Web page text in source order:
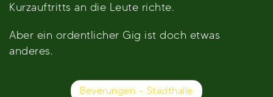
Kurzauftritts an die Leute richte.
Aber ein ordentlicher Gig ist doch etwas
anderes.
Beitragsnavigation
Beverungen – Stadthalle